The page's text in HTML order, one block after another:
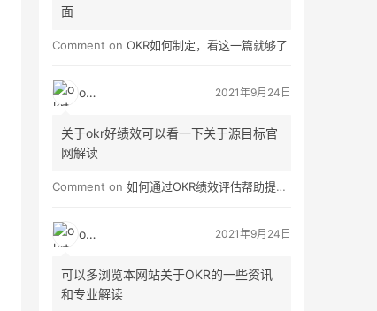
面
Comment on OKR如何制定，看这一篇就够了
okrt 2021年9月24日
关于okr好绩效可以看一下关于源目标官
网解读
Comment on 如何通过OKR绩效评估帮助提高员工绩效？
okrt 2021年9月24日
可以多浏览本网站关于OKR的一些资讯
和专业解读